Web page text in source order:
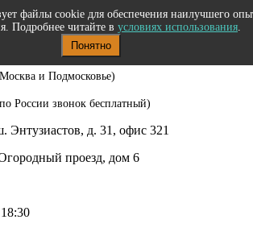
офисное оборудование
и Подмосковье)
России звонок бесплатный)
д. 31, офис 321
проезд, дом 6
файлы cookie для обеспечения наилучшего
Подробнее читайте в условиях использования.
Понятно